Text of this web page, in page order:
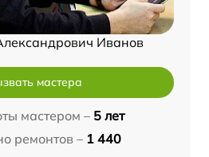
Иванов
мастера
мастером – 5 лет
ремонтов – 1 440